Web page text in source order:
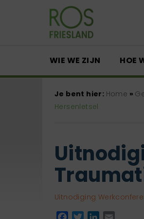
WIE WE ZIJN HOE
Je bent hier: Home »
Hersenletsel
Uitnodiging
Facebook
TwitterLinkedIn